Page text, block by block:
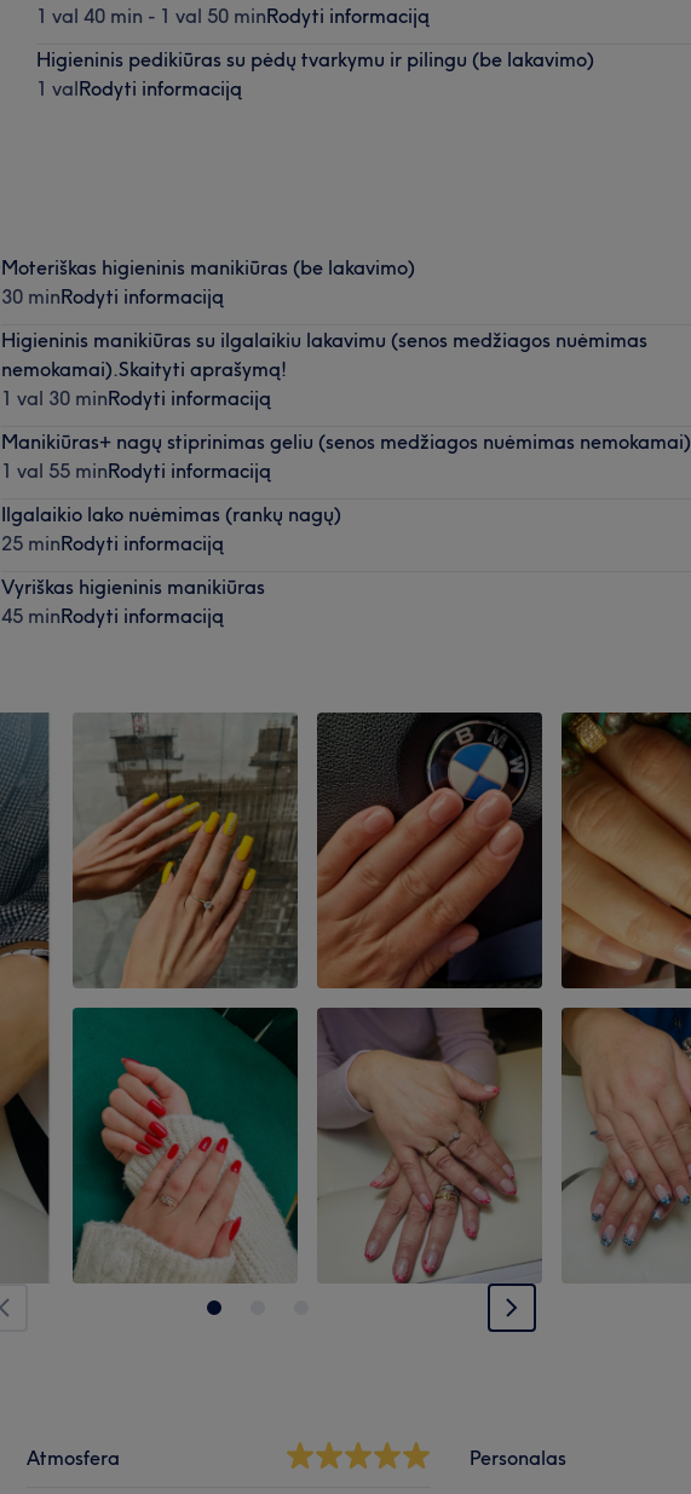
1 val 40 min - 1 val 50 minRodyti informaciją
Higieninis pedikiūras su pėdų tvarkymu ir pilingu (be lakavimo)
1 valRodyti informaciją
Moteriškas higieninis manikiūras (be lakavimo)
30 minRodyti informaciją
Higieninis manikiūras su ilgalaikiu lakavimu (senos medžiagos nuėmimas
nemokamai).Skaityti aprašymą!
1 val 30 minRodyti informaciją
Manikiūras+ nagų stiprinimas geliu (senos medžiagos nuėmimas nemokamai)
1 val 55 minRodyti informaciją
Ilgalaikio lako nuėmimas (rankų nagų)
25 minRodyti informaciją
Vyriškas higieninis manikiūras
45 minRodyti informaciją
Atmosfera Personalas